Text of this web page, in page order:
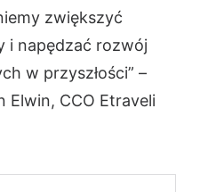
zwiększyć
i napędzać rozwój
w przyszłości” –
Elwin, CCO Etraveli